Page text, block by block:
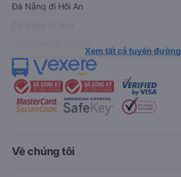
Đà Nẵng đi Hội An
Xem tất cả tuyến đường
Về chúng tôi